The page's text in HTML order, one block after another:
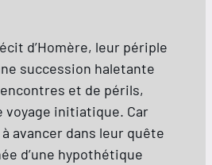
d’Homère, leur périple
succession haletante
et de périls,
voyage initiatique. Car
avancer dans leur quête
d’une hypothétique